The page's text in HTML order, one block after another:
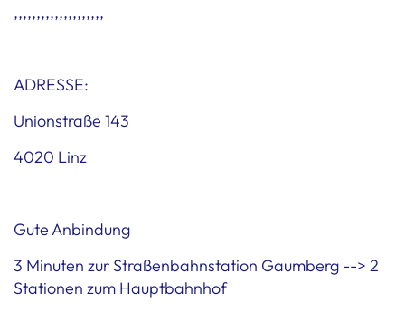
,,,,,,,,,,,,,,,,,,,,
ADRESSE:
Unionstraße 143
4020 Linz
Gute Anbindung
3 Minuten zur Straßenbahnstation Gaumberg --> 2
Stationen zum Hauptbahnhof